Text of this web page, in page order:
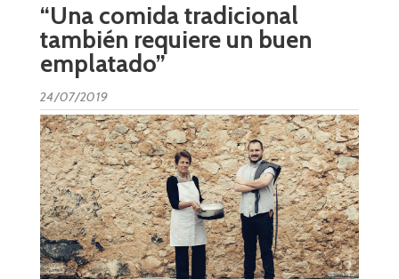
“Una comida tradicional
también requiere un buen
emplatado”
24/07/2019